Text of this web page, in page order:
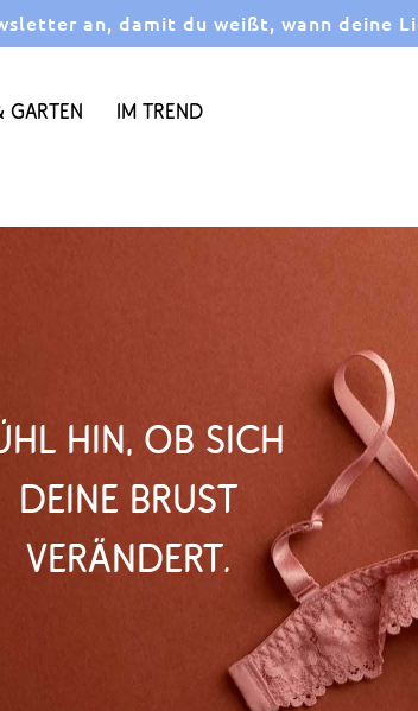
an, damit du weißt, wann deine
Garten Im Trend
hin, ob sich
Deine Brust
verändert.